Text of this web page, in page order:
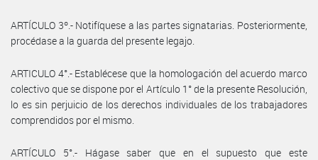
ARTÍCULO 3º.- Notifíquese a las partes signatarias. Posteriormente,
procédase a la guarda del presente legajo.
ARTICULO 4°.- Establécese que la homologación del acuerdo marco
colectivo que se dispone por el Artículo 1° de la presente Resolución,
lo es sin perjuicio de los derechos individuales de los trabajadores
comprendidos por el mismo.
ARTÍCULO 5°.- Hágase saber que en el supuesto que este